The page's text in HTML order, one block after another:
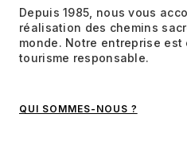
Depuis 1985, nous vous
réalisation des chemins
monde. Notre entreprise est
tourisme responsable.
QUI SOMMES-NOUS ?